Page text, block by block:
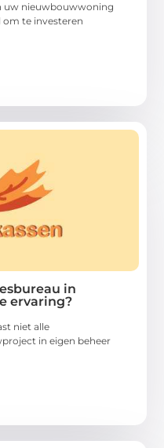
uw nieuwbouwwoning
om te investeren
in
ervaring?
niet alle
in eigen beheer